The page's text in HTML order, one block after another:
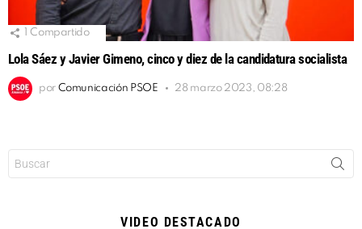
Compartido
Lola Sáez y Javier Gimeno, cinco y diez de la candidatura socialista
por Comunicación PSOE 28 marzo 2023, 08:28
VIDEO DESTACADO